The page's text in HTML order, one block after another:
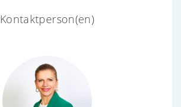
Kontaktperson(en)